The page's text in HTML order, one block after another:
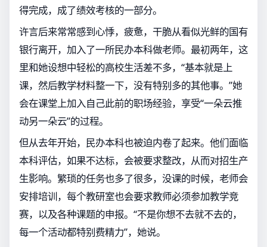
得完成，成了绩效考核的一部分。
许言后来常常感到心悸，疲惫，干脆从看似光鲜的国有
银行离开，加入了一所民办本科做老师。最初两年，这
里和她设想中轻松的高校生活差不多，“基本就是上
课，然后教学材料整一下，没有特别多的其他事。”她
会在课堂上加入自己此前的职场经验，享受“一朵云推
动另一朵云”的过程。
但从去年开始，民办本科也被迫内卷了起来。他们面临
本科评估，如果不达标，会被要求整改，从而对招生产
生影响。繁琐的任务也多了很多，没课的时候，老师会
安排培训，每个教研室也会要求教师必须参加教学竞
赛，以及各种课题的申报。“不是你想不去就不去的，
每一个活动都特别费精力”，她说。